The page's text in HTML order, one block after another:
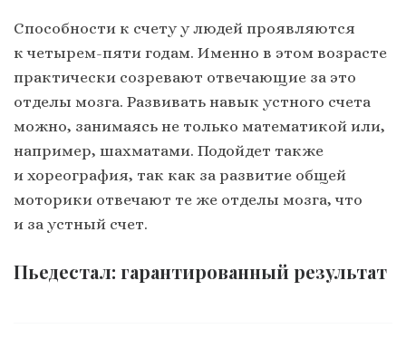
Способности к счету у людей проявляются
к четырем-­пяти годам. Именно в этом возрасте
практически созревают отвечающие за это
отделы мозга. Развивать навык устного счета
можно, занимаясь не только математикой или,
например, шахматами. Подойдет также
и хореография, так как за развитие общей
моторики отвечают те же отделы мозга, что
и за устный счет.
Пьедестал: гарантированный результат